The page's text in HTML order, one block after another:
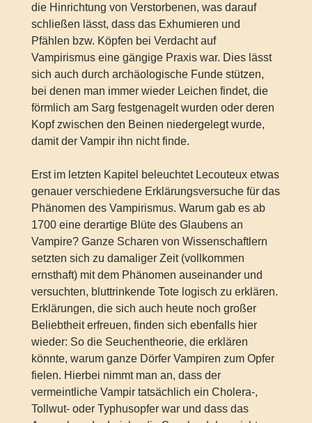
die Hinrichtung von Verstorbenen, was darauf
schließen lässt, dass das Exhumieren und
Pfählen bzw. Köpfen bei Verdacht auf
Vampirismus eine gängige Praxis war. Dies lässt
sich auch durch archäologische Funde stützen,
bei denen man immer wieder Leichen findet, die
förmlich am Sarg festgenagelt wurden oder deren
Kopf zwischen den Beinen niedergelegt wurde,
damit der Vampir ihn nicht finde.
Erst im letzten Kapitel beleuchtet Lecouteux etwas
genauer verschiedene Erklärungsversuche für das
Phänomen des Vampirismus. Warum gab es ab
1700 eine derartige Blüte des Glaubens an
Vampire? Ganze Scharen von Wissenschaftlern
setzten sich zu damaliger Zeit (vollkommen
ernsthaft) mit dem Phänomen auseinander und
versuchten, bluttrinkende Tote logisch zu erklären.
Erklärungen, die sich auch heute noch großer
Beliebtheit erfreuen, finden sich ebenfalls hier
wieder: So die Seuchentheorie, die erklären
könnte, warum ganze Dörfer Vampiren zum Opfer
fielen. Hierbei nimmt man an, dass der
vermeintliche Vampir tatsächlich ein Cholera-,
Tollwut- oder Typhusopfer war und dass das